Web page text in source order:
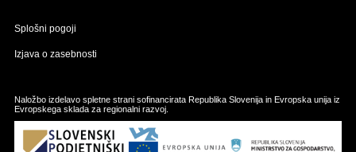
Splošni pogoji
Izjava o zasebnosti
Naložbo izdelavo spletne strani sofinancirata Republika Slovenija in Evropska unija iz
Evropskega sklada za regionalni razvoj.